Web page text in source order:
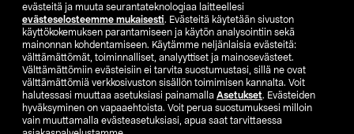
evästeitä ja muuta seurantateknologiaa laitteellesi
evästeselosteemme mukaisesti. Evästeitä käytetään sivuston
käyttökokemuksen parantamiseen ja käytön analysointiin sekä
mainonnan kohdentamiseen. Käytämme neljänlaisia evästeitä:
välttämättömät, toiminnalliset, analyyttiset ja mainosevästeet.
Välttämättömiin evästeisiin ei tarvita suostumustasi, sillä ne ovat
välttämättömiä verkkosivuston sisällön toimimisen kannalta. Voit
halutessasi muuttaa asetuksiasi painamalla Asetukset. Evästeiden
hyväksyminen on vapaaehtoista. Voit perua suostumuksesi milloin
vain muuttamalla evästeasetuksiasi, apua saat tarvittaessa
SE NO FI
FI SV